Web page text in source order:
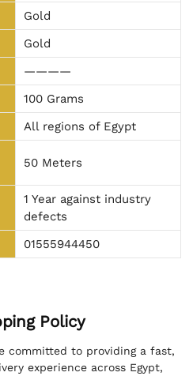
Gold
Gold
————
100 Grams
All regions of Egypt
50 Meters
1 Year against industry
defects
01555944450
Policy
committed to providing a fast,
experience across Egypt,